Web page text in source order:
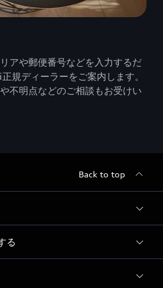
アや郵便番号などを入力するだ
規ディーラーをご案内します。
不明点などのご相談もお受けい
Back to top
る